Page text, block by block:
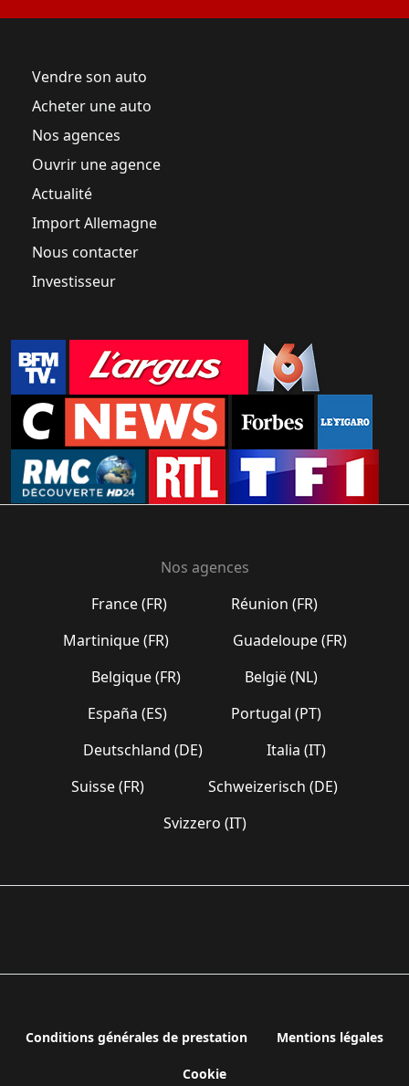
Vendre son auto
Acheter une auto
Nos agences
Ouvrir une agence
Actualité
Import Allemagne
Nous contacter
Investisseur
Nos agences
France (FR)
Réunion (FR)
Martinique (FR)
Guadeloupe (FR)
Belgique (FR)
België (NL)
España (ES)
Portugal (PT)
Deutschland (DE)
Italia (IT)
Suisse (FR)
Schweizerisch (DE)
Svizzero (IT)
Conditions générales de prestation Mentions légales
Cookie